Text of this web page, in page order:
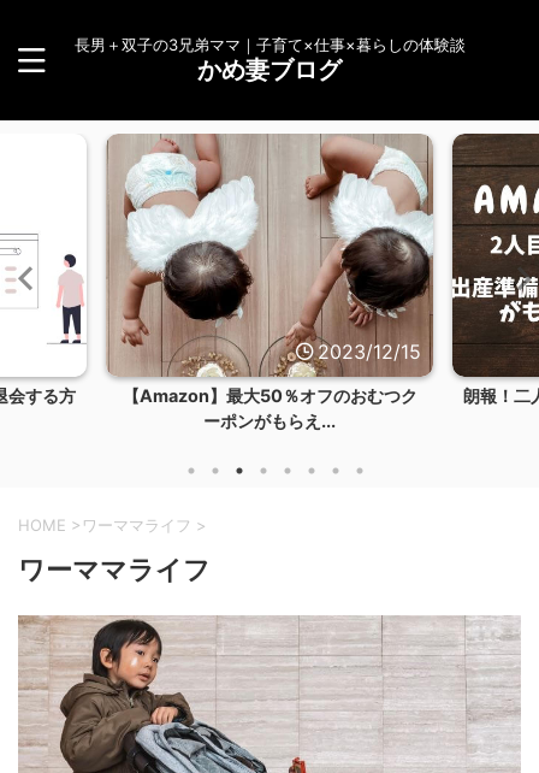
長男＋双子の3兄弟ママ｜子育て×仕事×暮らしの体験談
かめ妻ブログ
12/15
むつク
2023/12/14
朗報！二人目もAmazonらくらくベビー
お試しBOXを...
【体験
HOME > ワーママライフ >
ワーママライフ